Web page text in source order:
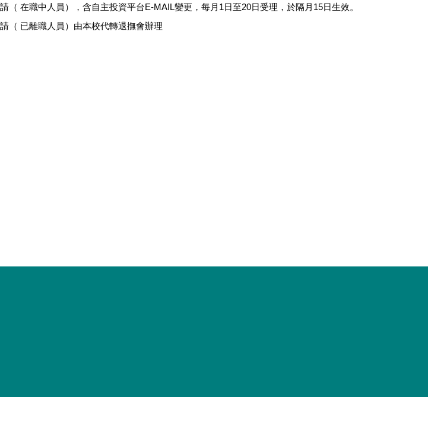
（ 在職中人員），含自主投資平台E-MAIL變更，每月1日至20日受理，於隔月15日生效。
（ 已離職人員）由本校代轉退撫會辦理